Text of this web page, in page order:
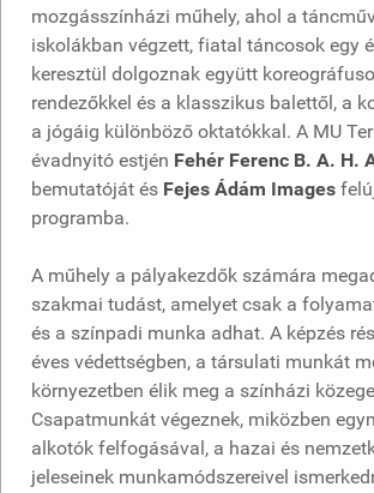
mozgásszínházi műhely, ahol a
iskolákban végzett, fiatal táncosok egy
keresztül dolgoznak együtt
rendezőkkel és a klasszikus balettől, a
a jógáig különböző oktatókkal. A MU
évadnyitó estjén Fehér Ferenc B. A. H.
bemutatóját és Fejes Ádám Images
programba.
A műhely a pályakezdők számára
szakmai tudást, amelyet csak a
és a színpadi munka adhat. A képzés
éves védettségben, a társulati munkát
környezetben élik meg a színházi
Csapatmunkát végeznek, miközben
alkotók felfogásával, a hazai és
jeleseinek munkamódszereivel